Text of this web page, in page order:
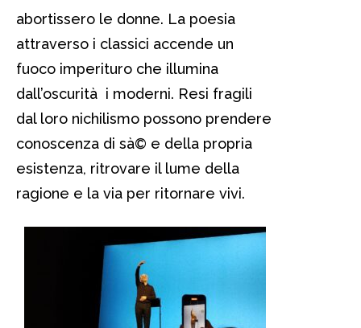
abortissero le donne. La poesia
attraverso i classici accende un
fuoco imperituro che illumina
dall’oscurità i moderni. Resi fragili
dal loro nichilismo possono prendere
conoscenza di sà© e della propria
esistenza, ritrovare il lume della
ragione e la via per ritornare vivi.